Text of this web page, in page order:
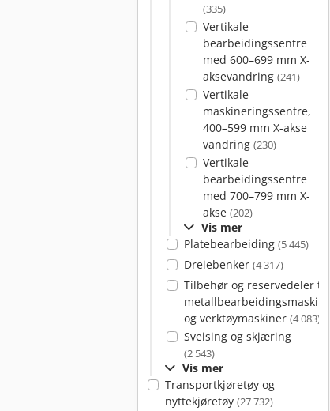
(335)
Vertikale
bearbeidingssentre
med 600–699 mm X-
aksevandring (241)
Vertikale
maskineringssentre,
400–599 mm X-akse
vandring (230)
Vertikale
bearbeidingssentre
med 700–799 mm X-
akse (202)
Vis mer
Platebearbeiding (5 445)
Dreiebenker (4 317)
Tilbehør og reservedeler til
metallbearbeidingsmaskiner
og verktøymaskiner (4 083)
Sveising og skjæring
(2 543)
Vis mer
Transportkjøretøy og
nyttekjøretøy (27 732)